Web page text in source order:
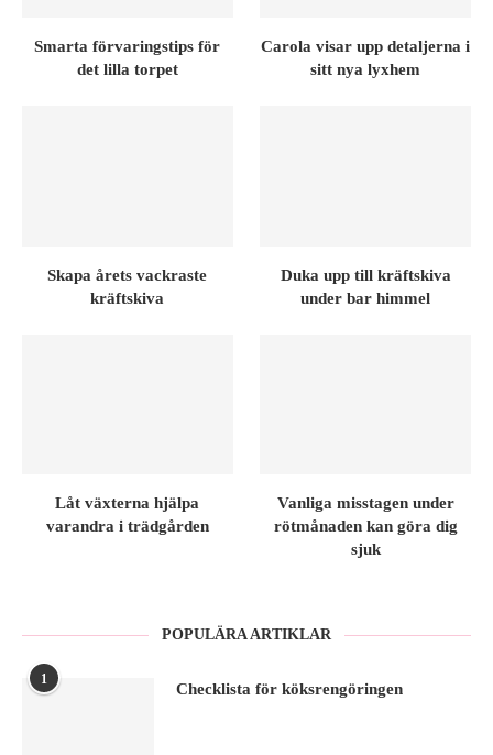
Smarta förvaringstips för
det lilla torpet
Carola visar upp detaljerna i
sitt nya lyxhem
Skapa årets vackraste
kräftskiva
Duka upp till kräftskiva
under bar himmel
Låt växterna hjälpa
varandra i trädgården
Vanliga misstagen under
rötmånaden kan göra dig
sjuk
POPULÄRA ARTIKLAR
1
Checklista för köksrengöringen